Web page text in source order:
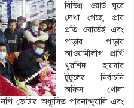
বিভিন্ন ওয়ার্ড ঘুরে
দেখা গেছে, প্রায়
প্রতি ওয়ার্ডেই এবং
পাড়ায় পাড়ায়
আওয়ামীলীগ প্রার্থি
খুরশিদ হায়দার
টুটুলের নির্বাচনি
অফিস খোলা
ভোটার অধ্যূসিত পারনান্দুয়ালি এবং